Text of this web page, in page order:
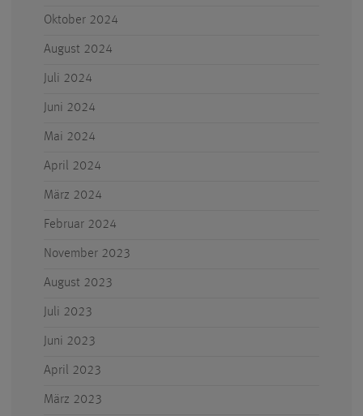
Oktober 2024
August 2024
Juli 2024
Juni 2024
Mai 2024
April 2024
März 2024
Februar 2024
November 2023
August 2023
Juli 2023
Juni 2023
April 2023
März 2023